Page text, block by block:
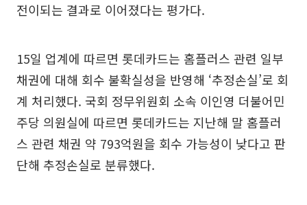
전이되는 결과로 이어졌다는 평가다.
15일 업계에 따르면 롯데카드는 홈플러스 관련 일부
채권에 대해 회수 불확실성을 반영해 ‘추정손실’로 회
계 처리했다. 국회 정무위원회 소속 이인영 더불어민
주당 의원실에 따르면 롯데카드는 지난해 말 홈플러
스 관련 채권 약 793억원을 회수 가능성이 낮다고 판
단해 추정손실로 분류했다.